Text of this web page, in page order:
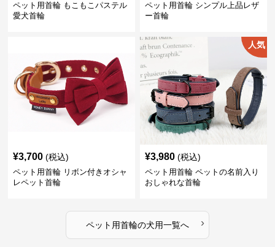
ペット用首輪 もこもこパステル
愛犬首輪
ペット用首輪 シンプル上品レザ
ー首輪
¥3,700 (税込)
ペット用首輪 リボン付きオシャ
レペット首輪
人気
¥3,980 (税込)
ペット用首輪 ペットの名前入り
おしゃれな首輪
ペット用首輪の犬用一覧へ ›